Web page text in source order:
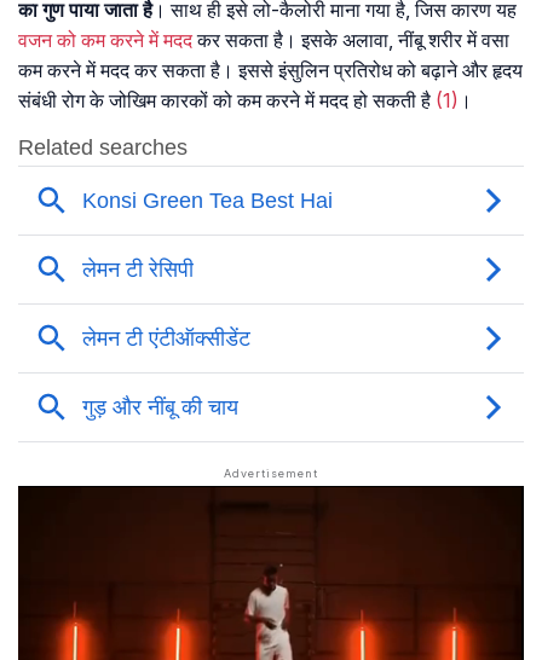
का गुण पाया जाता है। साथ ही इसे लो-कैलोरी माना गया है, जिस कारण यह
वजन को कम करने में मददकर सकता है। इसके अलावा, नींबू शरीर में वसा
कम करने में मदद कर सकता है। इससे इंसुलिन प्रतिरोध को बढ़ाने और हृदय
संबंधी रोग के जोखिम कारकों को कम करने में मदद हो सकती है (1) ।